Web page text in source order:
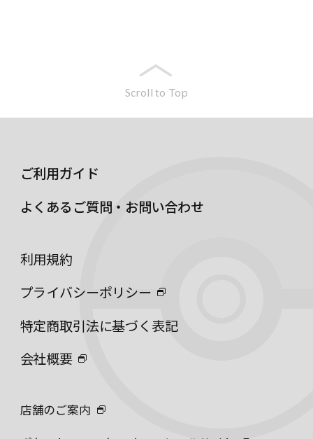
Scroll to Top
ご利用ガイド
よくあるご質問・お問い合わせ
利用規約
プライバシーポリシー
特定商取引法に基づく表記
会社概要
店舗のご案内